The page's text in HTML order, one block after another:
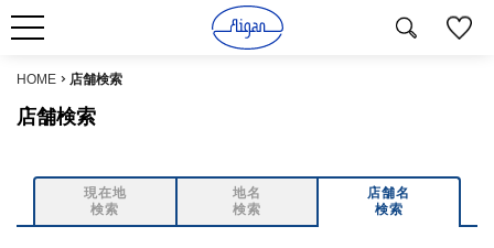
HOME 店舗検索
店舗検索
現在地
検索
地名
検索
店舗名
検索